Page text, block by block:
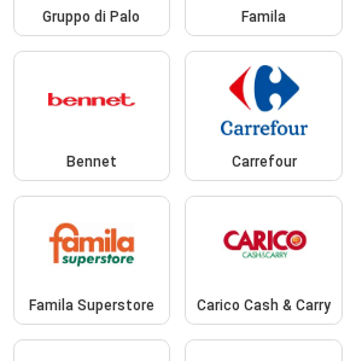
Gruppo di Palo Famila
Bennet Carrefour
Famila Superstore Carico Cash & Carry